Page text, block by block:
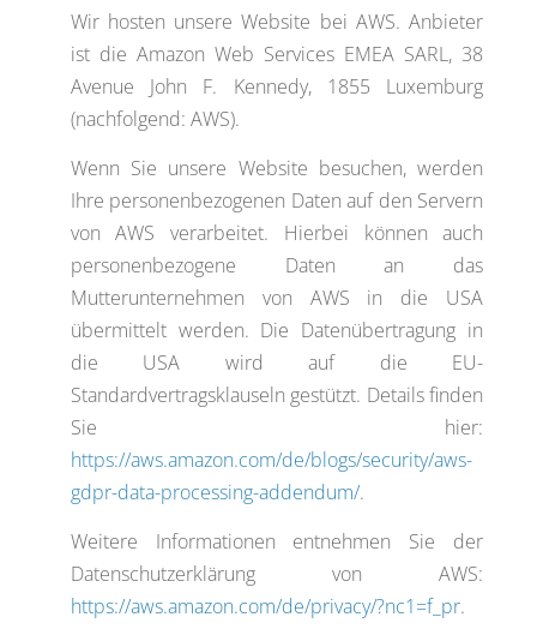
Wir hosten unsere Website bei AWS. Anbieter
ist die Amazon Web Services EMEA SARL, 38
Avenue John F. Kennedy, 1855 Luxemburg
(nachfolgend: AWS).
Wenn Sie unsere Website besuchen, werden
Ihre personenbezogenen Daten auf den Servern
von AWS verarbeitet. Hierbei können auch
personenbezogene Daten an das
Mutterunternehmen von AWS in die USA
übermittelt werden. Die Datenübertragung in
die USA wird auf die EU-
Standardvertragsklauseln gestützt. Details finden
Sie hier:
https://aws.amazon.com/de/blogs/security/aws-
gdpr-data-processing-addendum/.
Weitere Informationen entnehmen Sie der
Datenschutzerklärung von AWS:
https://aws.amazon.com/de/privacy/?nc1=f_pr.